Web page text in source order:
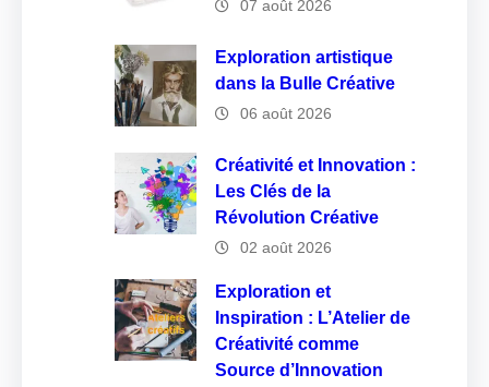
07 août 2026
Exploration artistique
dans la Bulle Créative
06 août 2026
Créativité et Innovation :
Les Clés de la
Révolution Créative
02 août 2026
Exploration et
Inspiration : L’Atelier de
Créativité comme
Source d’Innovation